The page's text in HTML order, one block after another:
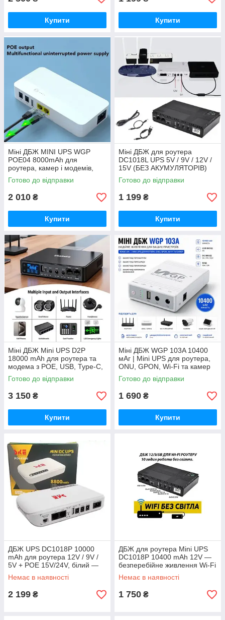
Купити Купити
Міні ДБЖ MINI UPS WGP
POE04 8000mAh для
роутера, камер і модемів,
UPS 9V 12V USB POE
Готово до відправки
2 010 ₴
Купити
Міні ДБЖ для роутера
DC1018L UPS 5V / 9V / 12V /
15V (БЕЗ АКУМУЛЯТОРІВ)
Готово до відправки
1 199 ₴
Купити
Міні ДБЖ Mini UPS D2P
18000 mAh для роутера та
модема з POE, USB, Type-C,
резервне живлення для
інтернету
Готово до відправки
3 150 ₴
Купити
Міні ДБЖ WGP 103A 10400
мАг | Mini UPS для роутера,
ONU, GPON, Wi-Fi та камер
відеоспостереження
Готово до відправки
1 690 ₴
Купити
ДБЖ UPS DC1018P 10000
mAh для роутера 12V / 9V /
5V + POE 15V/24V, білий —
безперебійне живлення Wi-Fi
маршрутизатора
Немає в наявності
2 199 ₴
ДБЖ для роутера Mini UPS
DC1018P 10400 mAh 12V —
безперебійне живлення Wi-Fi
маршрутизатора
Немає в наявності
1 750 ₴